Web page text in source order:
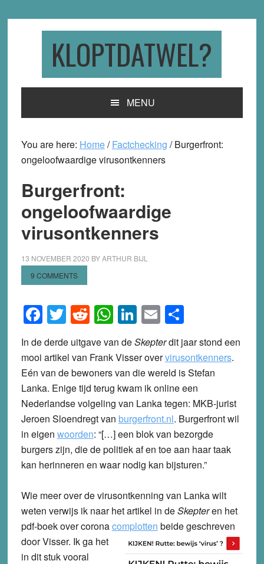
KLOPTDATWEL?
MENU
You are here: Home/ Factchecking /Burgerfront:
ongeloofwaardige virusontkenners
Burgerfront:
ongeloofwaardige
virusontkenners
13 NOVEMBER 2020 BYARTHUR BIJL
9 COMMENTS
Facebook
Twitter
Reddit
WhatsApp
LinkedIn
EmailShare
In de derde uitgave van deSkepterdit jaar stond een
mooi artikel van Frank Visser overvirusontkenners.
Eén van de bewoners van die wereld is Stefan
Lanka. Enige tijd terug kwam ik online een
Nederlandse volgeling van Lanka tegen: MKB-jurist
Jeroen Sloendregt van burgerfront.nl. Burgerfront wil
in eigen woorden: “[…] een blok van bezorgde
burgers zijn, die de politiek af en toe aan haar taak
kan herinneren en waar nodig kan bijsturen.”
Wie meer over de virusontkenning van Lanka wilt
weten verwijs ik naar het artikel in deSkepteren het
pdf-boek over coronacomplotten beide geschreven
door Visser. Ik ga het
in dit stuk vooral